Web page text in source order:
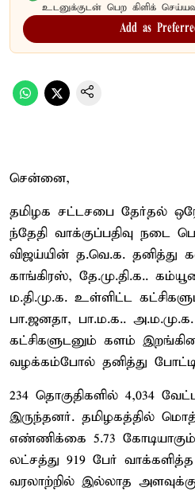
உடனுக்குடன் பெற கிளிக்
Add as
சென்னை,
தமிழக சட்டசபை தேர்தல்
ந்தேதி வாக்குப்பதிவு நடை
விஜய்யின் த.வெ.க. தனித்து
காங்கிரஸ், தே.மு.தி.க..
ம.தி.மு.க. உள்ளிட்ட
பா.ஜனதா, பா.ம.க..
கட்சிகளுடனும் களம்
வழக்கம்போல் தனித்து
234 தொகுதிகளில் 4,034
இருந்தனர். தமிழகத்தில்
எண்ணிக்கை 5.73
லட்சத்து 919 பேர்
வரலாற்றில் இல்லாத